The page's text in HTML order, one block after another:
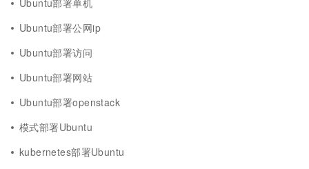
Ubuntu部署单机
Ubuntu部署公网ip
Ubuntu部署访问
Ubuntu部署网站
Ubuntu部署openstack
模式部署Ubuntu
kubernetes部署Ubuntu